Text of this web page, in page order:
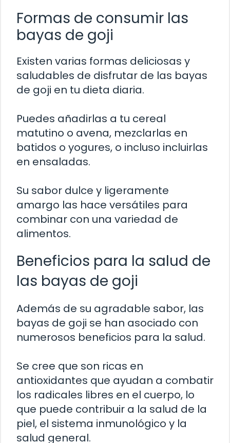
Formas de consumir las
bayas de goji
Existen varias formas deliciosas y
saludables de disfrutar de las bayas
de goji en tu dieta diaria.
Puedes añadirlas a tu cereal
matutino o avena, mezclarlas en
batidos o yogures, o incluso incluirlas
en ensaladas.
Su sabor dulce y ligeramente
amargo las hace versátiles para
combinar con una variedad de
alimentos.
Beneficios para la salud de
las bayas de goji
Además de su agradable sabor, las
bayas de goji se han asociado con
numerosos beneficios para la salud.
Se cree que son ricas en
antioxidantes que ayudan a combatir
los radicales libres en el cuerpo, lo
que puede contribuir a la salud de la
piel, el sistema inmunológico y la
salud general.